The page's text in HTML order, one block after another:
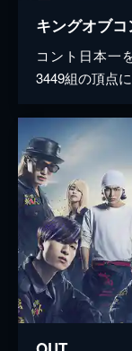
キングオブ
コント日本一
3449組の頂点